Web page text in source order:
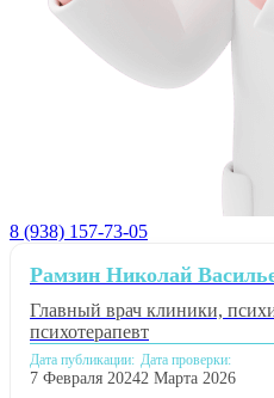
8 (938) 157-73-05
Рамзин Николай
Главный врач клиники,
психотерапевт
Дата публикации:
7 Февраля 2024
Дата проверки:
2 Марта 2026